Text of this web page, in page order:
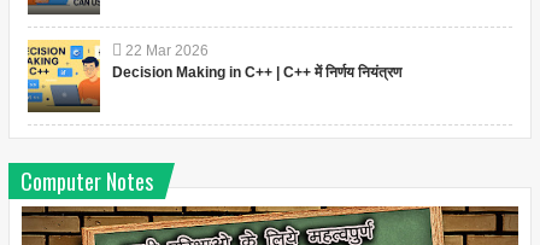
22 Mar 2026
Decision Making in C++ | C++ में निर्णय नियंत्रण
Computer Notes